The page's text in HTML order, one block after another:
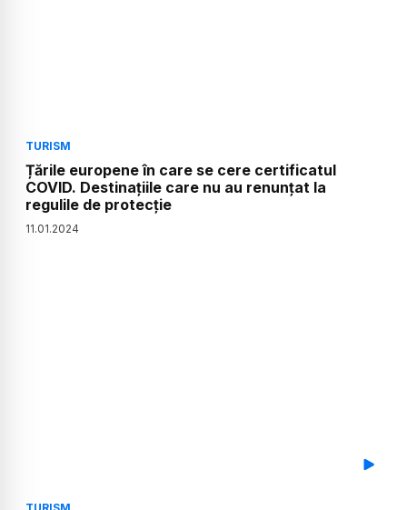
TURISM
Țările europene în care se cere certificatul
COVID. Destinațiile care nu au renunțat la
regulile de protecție
11.01.2024